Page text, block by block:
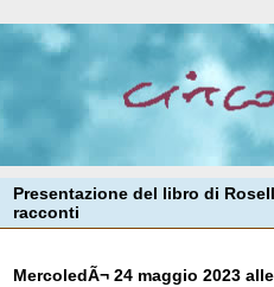
Presentazione del libro di
racconti
MercoledÃ¬ 24 maggio 2023